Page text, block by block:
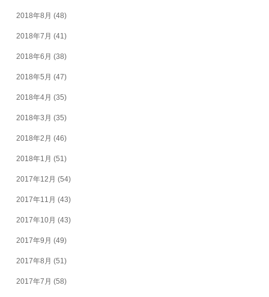
2018年8月 (48)
2018年7月 (41)
2018年6月 (38)
2018年5月 (47)
2018年4月 (35)
2018年3月 (35)
2018年2月 (46)
2018年1月 (51)
2017年12月 (54)
2017年11月 (43)
2017年10月 (43)
2017年9月 (49)
2017年8月 (51)
2017年7月 (58)